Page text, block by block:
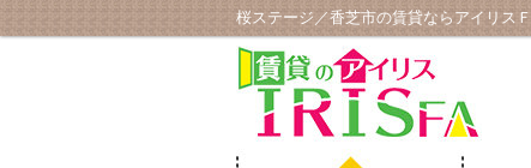
桜ステージ／香芝市の賃貸ならアイリス